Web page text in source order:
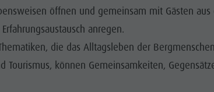
öffnen und gemeinsam mit Gästen
anregen.
die das Alltagsleben der
Tourismus, können Gemeinsamkeiten,